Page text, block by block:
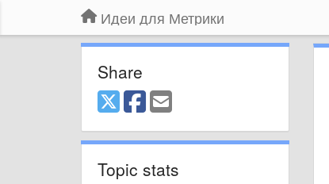
Идеи для Метрики
Share
Topic stats